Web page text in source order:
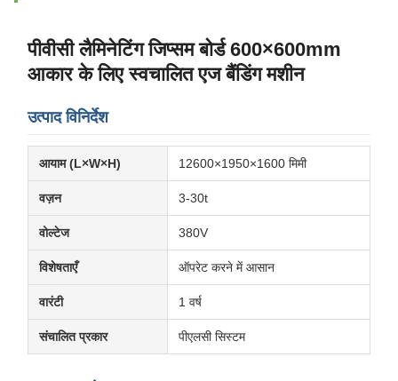
पीवीसी लैमिनेटिंग जिप्सम बोर्ड 600×600mm
आकार के लिए स्वचालित एज बैंडिंग मशीन
उत्पाद विनिर्देश
आयाम (L×W×H) 12600×1950×1600 मिमी
वज़न 3-30t
वोल्टेज 380V
विशेषताएँ ऑपरेट करने में आसान
वारंटी 1 वर्ष
संचालित प्रकार पीएलसी सिस्टम